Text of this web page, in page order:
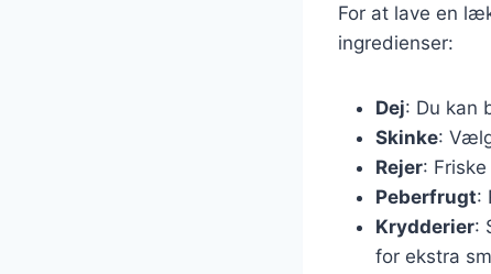
For at lave en
ingredienser:
Dej: Du kan
Skinke:
Rejer:
Peberfrugt:
Krydderier:
for ekstra